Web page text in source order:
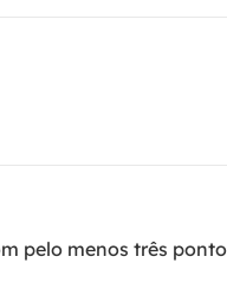
pelo menos três